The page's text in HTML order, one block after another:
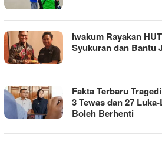
Iwakum Rayakan
Syukuran dan Bantu
Fakta Terbaru
3 Tewas dan 27
Boleh Berhenti